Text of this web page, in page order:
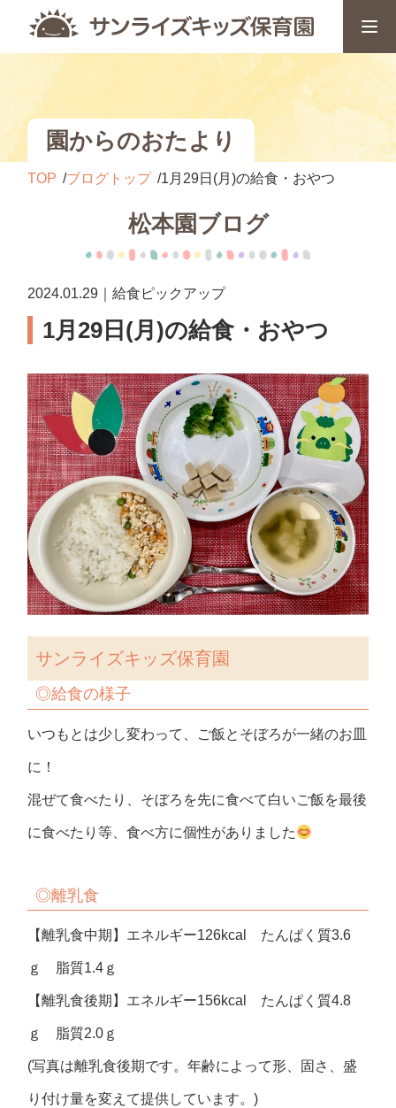
園からのおたより
TOP ブログトップ 1月29日(月)の給食・おやつ
松本園ブログ
2024.01.29｜給食ピックアップ
1月29日(月)の給食・おやつ
サンライズキッズ保育園
◎給食の様子
いつもとは少し変わって、ご飯とそぼろが一緒のお皿
に！
混ぜて食べたり、そぼろを先に食べて白いご飯を最後
に食べたり等、食べ方に個性がありました
◎離乳食
【離乳食中期】エネルギー126kcal たんぱく質3.6
ｇ 脂質1.4ｇ
【離乳食後期】エネルギー156kcal たんぱく質4.8
ｇ 脂質2.0ｇ
(写真は離乳食後期です。年齢によって形、固さ、盛
り付け量を変えて提供しています。)